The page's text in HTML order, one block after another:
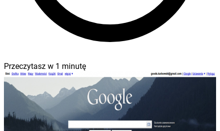
Przeczytasz w 1 minutę